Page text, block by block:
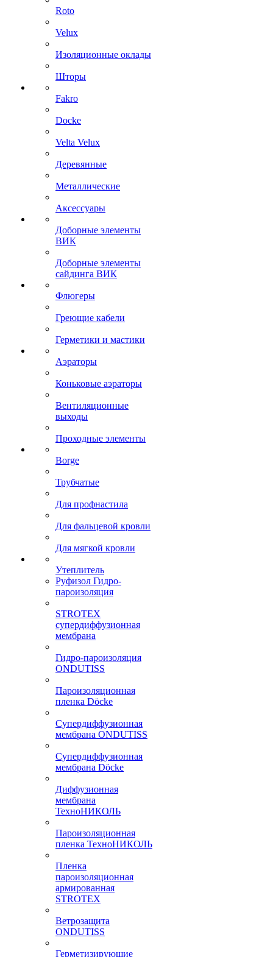
Roto
Velux
Изоляционные оклады
Шторы
Fakro
Docke
Velta Velux
Деревянные
Металлические
Аксессуары
Доборные элементы
ВИК
Доборные элементы
сайдинга ВИК
Флюгеры
Греющие кабели
Герметики и мастики
Аэраторы
Коньковые аэраторы
Вентиляционные
выходы
Проходные элементы
Borge
Трубчатые
Для профнастила
Для фальцевой кровли
Для мягкой кровли
Утеплитель
Руфизол Гидро-
пароизоляция
STROTEX
супердиффузионная
мембрана
Гидро-пароизоляция
ONDUTISS
Пароизоляционная
пленка Döcke
Супердиффузионная
мембрана ONDUTISS
Супердиффузионная
мембрана Döcke
Диффузионная
мембрана
ТехноНИКОЛЬ
Пароизоляционная
пленка ТехноНИКОЛЬ
Пленка
пароизоляционная
армированная
STROTEX
Ветрозащита
ONDUTISS
Герметизирующие